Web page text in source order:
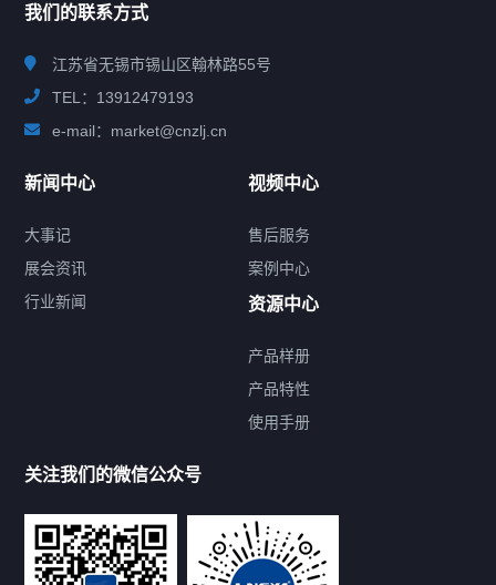
提交您的需求，免费获取产品资料
--亦可拨打我们的24小时服务咨询热线--
13912479193
我们的联系方式
江苏省无锡市锡山区翰林路55号
TEL：13912479193
e-mail：market@cnzlj.cn
新闻中心
大事记
展会资讯
行业新闻
视频中心
售后服务
案例中心
资源中心
产品样册
产品特性
使用手册
关注我们的微信公众号